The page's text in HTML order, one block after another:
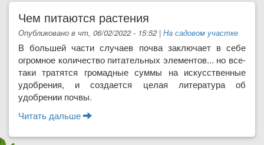
Чем питаются растения
Опубликовано в чт, 06/02/2022 - 15:52| На садовом участке
В большей части случаев почва заключа­ет в себе
огромное ко­личество питательных элементов... но все-
таки тратятся громад­ные суммы на искусст­венные
удобрения, и создается целая лите­ратура об
удобрении почвы.
Читать дальше